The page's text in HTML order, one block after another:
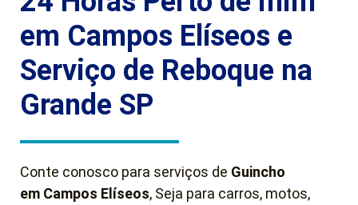
em Campos Elíseos e
Serviço de Reboque na
Grande SP
Conte conosco para serviços de Guincho
em Campos Elíseos, Seja para carros, motos,